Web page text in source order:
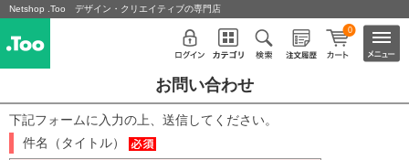
Netshop .Too デザイン・クリエイティブの専門店
0
お問い合わせ
下記フォームに入力の上、送信してください。
件名（タイトル）